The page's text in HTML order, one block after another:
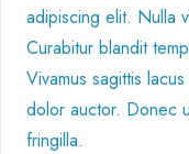
adipiscing elit. Nulla
Curabitur blandit
Vivamus sagittis
dolor auctor. Donec
fringilla.